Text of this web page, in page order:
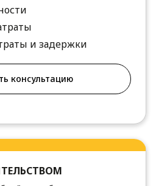
и задержки
консультацию